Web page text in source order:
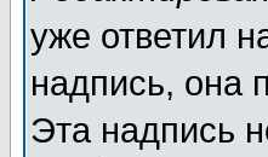
уже ответил
надпись, она
Эта надпись